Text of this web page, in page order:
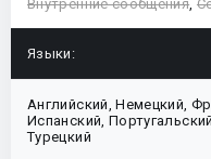
Внутренние сообщения
Языки:
Английский, Немецкий,
Испанский,
Турецкий